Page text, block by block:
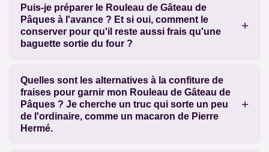
Puis-je préparer le Rouleau de Gâteau de
Pâques à l'avance ? Et si oui, comment le
conserver pour qu'il reste aussi frais qu'une
baguette sortie du four ?
Quelles sont les alternatives à la confiture de
fraises pour garnir mon Rouleau de Gâteau de
Pâques ? Je cherche un truc qui sorte un peu
de l'ordinaire, comme un macaron de Pierre
Hermé.